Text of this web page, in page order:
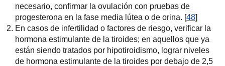
necesario, confirmar la ovulación con pruebas de
progesterona en la fase media lútea o de orina. [48]
En casos de infertilidad o factores de riesgo, verificar la
hormona estimulante de la tiroides; en aquellos que ya
están siendo tratados por hipotiroidismo, lograr niveles
de hormona estimulante de la tiroides por debajo de 2,5